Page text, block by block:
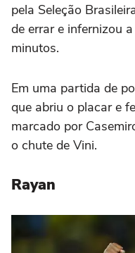
pela Seleção
de errar e infernizou
minutos.
Em uma partida de
que abriu o placar e
marcado por
o chute de Vini.
Rayan